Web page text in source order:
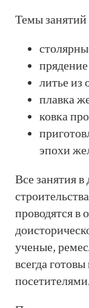
Темы
литье из
плавка
ковка
эпохи
Все занятия
проводятся
ученые,
всегда